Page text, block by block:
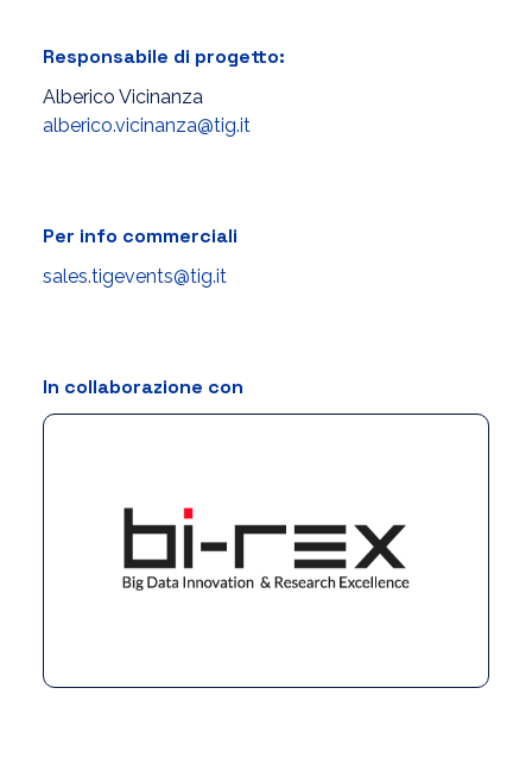
Responsabile di progetto:
Alberico Vicinanza
alberico.vicinanza@tig.it
Per info commerciali
sales.tigevents@tig.it
In collaborazione con